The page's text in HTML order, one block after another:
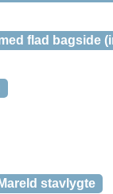
flad bagside
stavlygte